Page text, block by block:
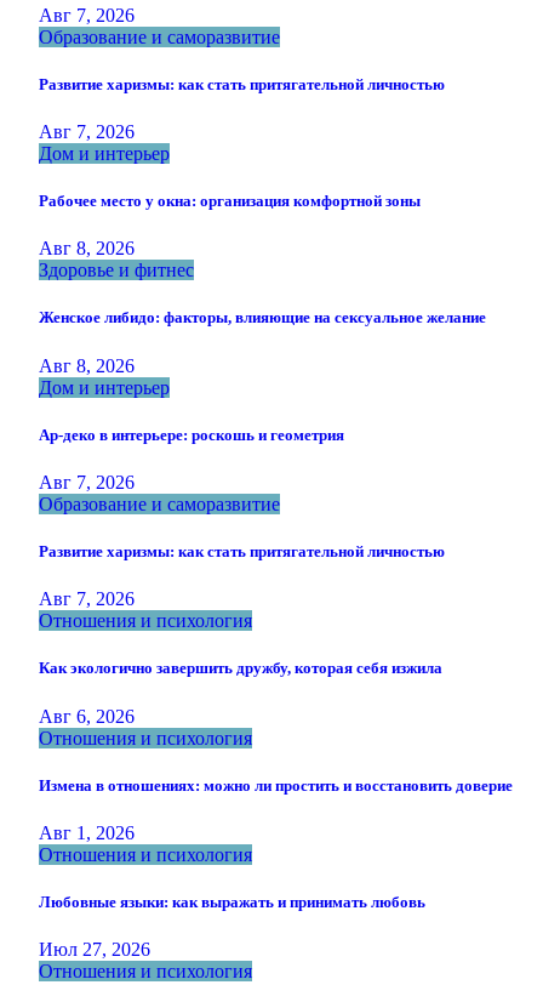
Авг 7, 2026
Образование и саморазвитие
Развитие харизмы: как стать притягательной личностью
Авг 7, 2026
Дом и интерьер
Рабочее место у окна: организация комфортной зоны
Авг 8, 2026
Здоровье и фитнес
Женское либидо: факторы, влияющие на сексуальное желание
Авг 8, 2026
Дом и интерьер
Ар-деко в интерьере: роскошь и геометрия
Авг 7, 2026
Образование и саморазвитие
Развитие харизмы: как стать притягательной личностью
Авг 7, 2026
Отношения и психология
Как экологично завершить дружбу, которая себя изжила
Авг 6, 2026
Отношения и психология
Измена в отношениях: можно ли простить и восстановить доверие
Авг 1, 2026
Отношения и психология
Любовные языки: как выражать и принимать любовь
Июл 27, 2026
Отношения и психология